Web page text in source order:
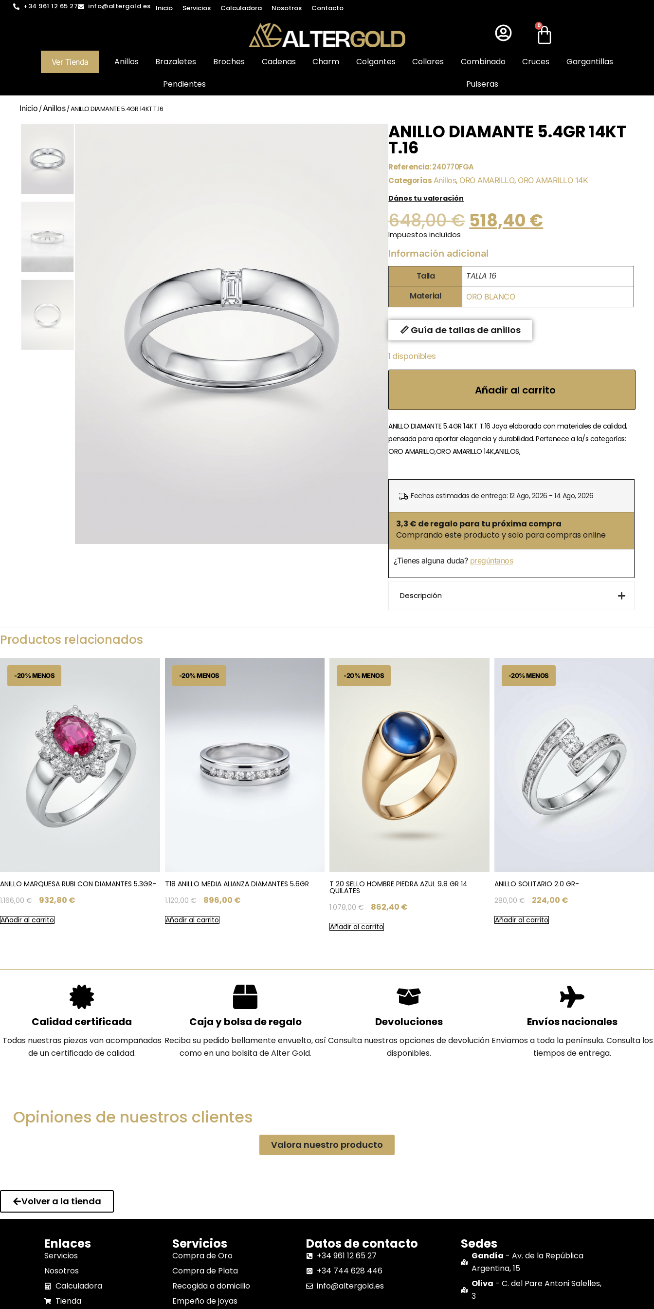
+34 961 12 65 27 info@altergold.es Inicio Servicios Calculadora Nosotros Contacto
0
Ver Tienda Anillos Brazaletes Broches Cadenas Charm Colgantes Collares Combinado Cruces
Gargantillas
Pendientes
Pulseras
Inicio /Anillos/ ANILLO DIAMANTE 5.4GR 14KT T.16
ANILLO DIAMANTE 5.4GR 14KT
T.16
Referencia:240770FGA
Categorías Anillos, ORO AMARILLO, ORO AMARILLO 14K
Dános tu valoración
648,00€ 518,40 €
Impuestos incluídos
Información adicional
Talla
TALLA 16
Material
ORO BLANCO
📏 Guía de tallas de anillos
1 disponibles
Añadir al carrito
ANILLO DIAMANTE 5.4GR 14KT T.16 Joya elaborada con materiales de calidad,
pensada para aportar elegancia y durabilidad. Pertenece a la/s categorías:
ORO AMARILLO,ORO AMARILLO 14K,ANILLOS,
Fechas estimadas de entrega: 12 Ago, 2026 - 14 Ago, 2026
3,3 € de regalo para tu próxima compra
Comprando este producto y solo para compras online
¿Tienes alguna duda? pregúntanos
Descripción
Productos relacionados
ANILLO MARQUESA RUBI CON DIAMANTES 5.3GR-
1.166,00 € 932,80 €
Añadir al carrito
T18 ANILLO MEDIA ALIANZA DIAMANTES 5.6GR
1.120,00 € 896,00 €
Añadir al carrito
T 20 SELLO HOMBRE PIEDRA AZUL 9.8 GR 14
QUILATES
1.078,00 € 862,40 €
Añadir al carrito
ANILLO SOLITARIO 2.0 GR-
280,00 € 224,00 €
Añadir al carrito
Calidad certificada
Todas nuestras piezas van acompañadas
de un certificado de calidad.
Caja y bolsa de regalo
Reciba su pedido bellamente envuelto, así
como en una bolsita de Alter Gold.
Devoluciones
Consulta nuestras opciones de devolución
disponibles.
Envíos nacionales
Enviamos a toda la península. Consulta los
tiempos de entrega.
Opiniones de nuestros clientes
Valora nuestro producto
Volver a la tienda
Enlaces
Servicios
Nosotros
Calculadora
Tienda
Servicios
Compra de Oro
Compra de Plata
Recogida a domicilio
Empeño de joyas
Datos de contacto
+34 961 12 65 27
+34 744 628 446
info@altergold.es
Sedes
Gandía - Av. de la República
Argentina, 15
Oliva - C. del Pare Antoni Salelles,
3